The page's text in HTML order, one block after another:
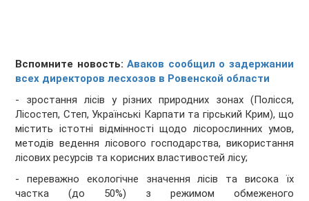
Вспомните новость:Аваков сообщил о задержании
всех директоров лесхозов в Ровенской области
- зростання лісів у різних природних зонах (Полісся,
Лісостеп, Степ, Українські Карпати та гірський Крим), що
містить істотні відмінності щодо лісорослинних умов,
методів ведення лісового господарства, використання
лісових ресурсів та корисних властивостей лісу;
- переважно екологічне значення лісів та висока їх
частка (до 50%) з режимом обмеженого